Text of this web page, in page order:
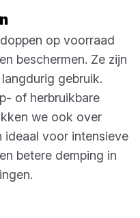
op voorraad
beschermen. Ze zijn
gebruik.
of herbruikbare
we ook over
ideaal voor intensieve
betere demping in